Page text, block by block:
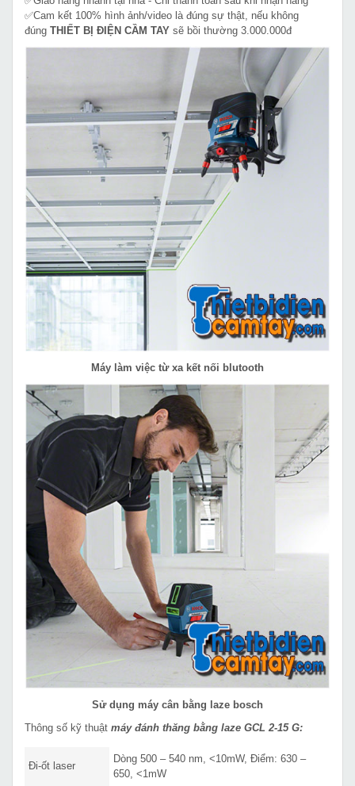
✅Cam kết 100% hình ảnh/video là đúng sự thật, nếu không
đúng THIẾT BỊ ĐIỆN CẦM TAY sẽ bồi thường 3.000.000đ
Máy làm việc từ xa kết nối blutooth
Sử dụng máy cân bằng laze bosch
Thông số kỹ thuật máy đánh thăng bằng laze GCL 2-15 G:
Đi-ốt laser
Dòng 500 – 540 nm, <10mW, Điểm: 630 –
650, <1mW